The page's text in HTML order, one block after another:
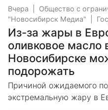
Вчера
Общество с
"Новосибирск Медиа"
Из-за жары в
оливковое масло
Новосибирске
подорожать
Причиной ожидаемого
экстремальную жару в